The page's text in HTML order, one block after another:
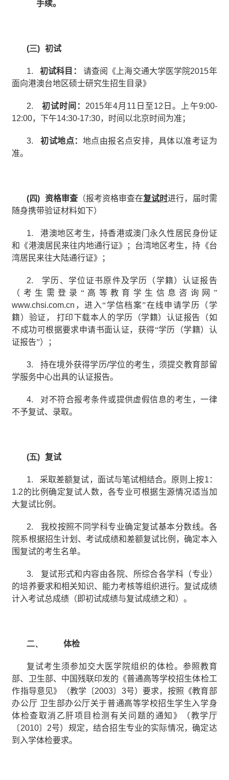
手续。
(三) 初试
1. 初试科目： 请查阅《上海交通大学医学院2015年
面向港澳台地区硕士研究生招生目录》
2. 初试时间： 2015年4月 11 日至12 日。上午9:00-
12:00，下午14:30-17:30，时间以北京时间为准；
3. 初试地点： 地点由报名点安排，具体以准考证为
准。
(四) 资格审查 （报考资格审查在复试时进行，届时需
随身携带验证材料如下）
1.
港澳地区考生，持香港或澳门永久性居民身份证
和《港澳居民来往内地通行证》；台湾地区考生，持《台
湾居民来往大陆通行证》；
2.
学历、学位证书原件及学历（学籍）认证报告
（考生需登录“高等教育学生信息咨询网”
www.chsi.com.cn ，进入“学信档案”在线申请学历（学
籍）验证，
打印下载本人的学历（学籍）认证报告（如
不成功可根据要求申请书面认证，获得“学历（学籍）认
证报告”）；
3. 持在境外获得学历/学位的考生，须提交教育部留
学服务中心出具的认证报告。
4.
对不符合报考条件或提供虚假信息的考生，一律
不予复试、录取。
(五) 复试
1. 采取差额复试，面试与笔试相结合。原则上按1：
1.2的比例确定复试人数，各专业可根据生源情况适当加
大复试比例。
2.
我校按照不同学科专业确定复试基本分数线。各
院系根据招生计划、考试成绩和差额复试比例，确定本入
围复试的考生名单。
3.
复试形式和内容由各院、所综合各学科（专业）
的培养要求和相关知识、能力考核等组织进行。复试成绩
计入考试总成绩（即初试成绩与复试成绩之和）。
二、 体检
复试考生须参加交大医学院组织的体检。参照教育
部、卫生部、中国残联印发的《普通高等学校招生体检工
作指导意见》（教学〔2003〕 3号）要求，按照《教育部
办公厅 卫生部办公厅关于普通高等学校招生学生入学身
体检查取消乙肝项目检测有关问题的通知》（教学厅
〔2010〕 2号）规定，结合招生专业的实际情况，确定达
到入学体检要求。